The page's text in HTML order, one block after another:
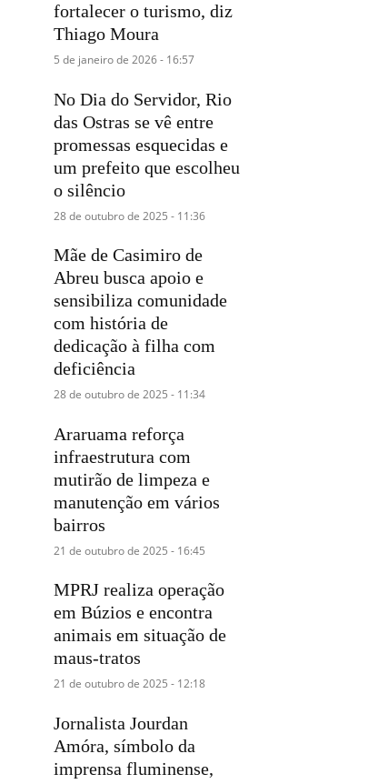
fortalecer o turismo, diz
Thiago Moura
5 de janeiro de 2026 - 16:57
No Dia do Servidor, Rio
das Ostras se vê entre
promessas esquecidas e
um prefeito que escolheu
o silêncio
28 de outubro de 2025 - 11:36
Mãe de Casimiro de
Abreu busca apoio e
sensibiliza comunidade
com história de
dedicação à filha com
deficiência
28 de outubro de 2025 - 11:34
Araruama reforça
infraestrutura com
mutirão de limpeza e
manutenção em vários
bairros
21 de outubro de 2025 - 16:45
MPRJ realiza operação
em Búzios e encontra
animais em situação de
maus-tratos
21 de outubro de 2025 - 12:18
Jornalista Jourdan
Amóra, símbolo da
imprensa fluminense,